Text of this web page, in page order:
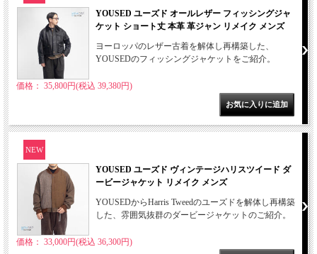
YOUSED ユーズド オールレザー フィッシングジャ
ケット ショート丈 本革 革ジャン リメイク メンズ
ヨーロッパのレザー古着を解体し再構築した、
YOUSEDのフィッシングジャケットをご紹介。
価格： 35,800円(税込 39,380円)
NEW
YOUSED ユーズド ヴィンテージハリスツイード ダ
ービージャケット リメイク メンズ
YOUSEDからHarris Tweedのユーズドを解体し再構築
した、雰囲気抜群のダービージャケットのご紹介。
価格： 33,000円(税込 36,300円)